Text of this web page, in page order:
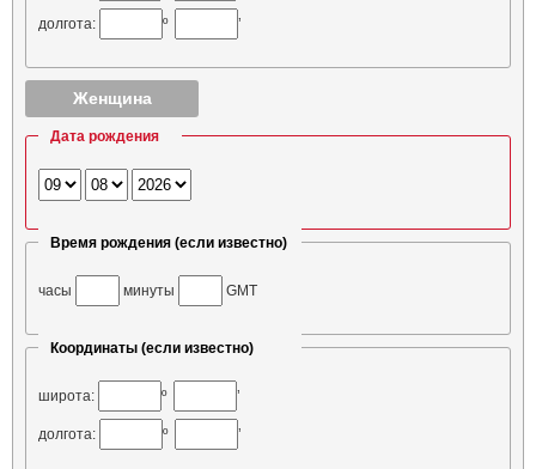
долгота: º ’
Женщина
Дата рождения
Время рождения (если известно)
часы минуты GMT
Координаты (если известно)
широта: º ’
долгота: º ’